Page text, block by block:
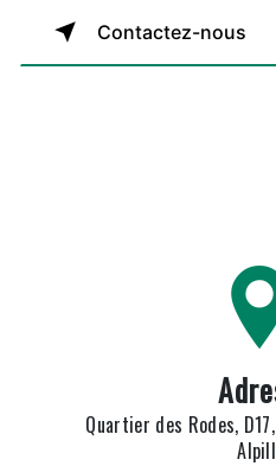
Contactez-nous
Quartier des Rodes,